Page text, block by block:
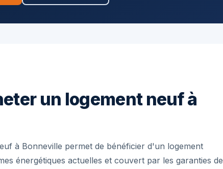
un logement neuf à
à Bonneville permet de bénéficier d'un logement
énergétiques actuelles et couvert par les garanties de